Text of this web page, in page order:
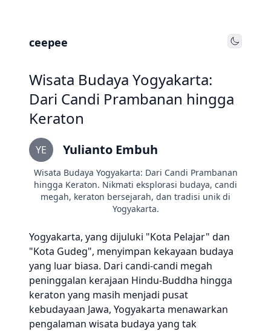
ceepee Toggle
Wisata Budaya Yogyakarta:
Dari Candi Prambanan hingga
Keraton
YE Yulianto Embuh
Wisata Budaya Yogyakarta: Dari Candi Prambanan
hingga Keraton. Nikmati eksplorasi budaya, candi
megah, keraton bersejarah, dan tradisi unik di
Yogyakarta.
Yogyakarta, yang dijuluki "Kota Pelajar" dan
"Kota Gudeg", menyimpan kekayaan budaya
yang luar biasa. Dari candi-candi megah
peninggalan kerajaan Hindu-Buddha hingga
keraton yang masih menjadi pusat
kebudayaan Jawa, Yogyakarta menawarkan
pengalaman wisata budaya yang tak